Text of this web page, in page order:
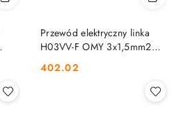
Przewód elektryczny linka
H03VV-F OMY 3x1,5mm2
MERCOR
Cena:
402.02